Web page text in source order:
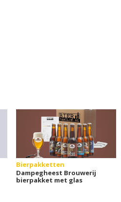
Bierpakketten
Dampegheest Brouwerij
bierpakket met glas